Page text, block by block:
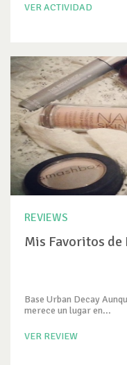
VER ACTIVIDAD
REVIEWS
Mis Favoritos de
Base Urban Decay
merece un lugar en...
VER REVIEW